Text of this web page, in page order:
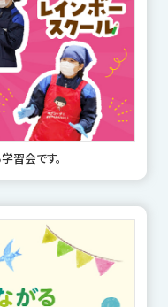
習会です。